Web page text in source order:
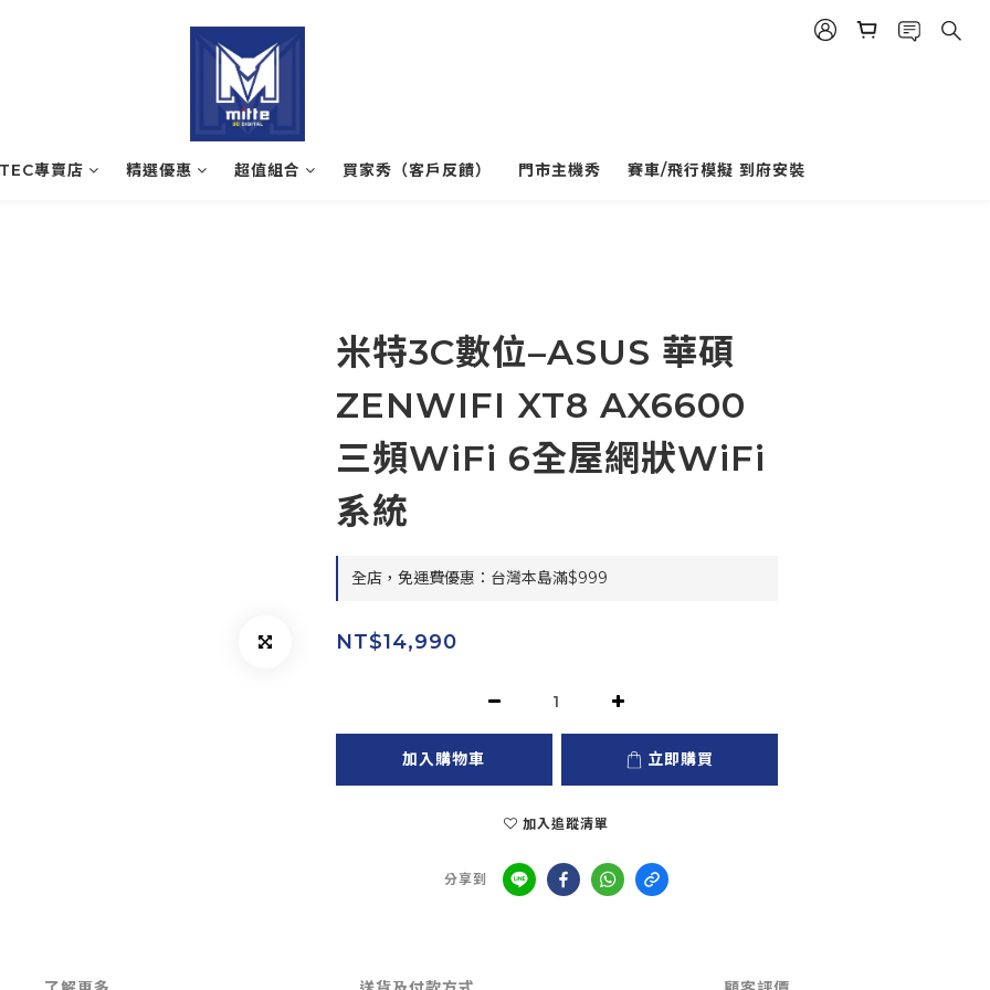
專賣店 精選優惠 超值組合 買家秀（客戶反饋） 門市主機秀 賽車/飛行模擬 到府安裝
米特3C數位–ASUS 華碩
ZENWIFI XT8 AX6600
三頻WiFi 6全屋網狀WiFi
系統
全店，免運費優惠：台灣本島滿$999
NT$14,990
加入購物車 立即購買
加入追蹤清單
分享到